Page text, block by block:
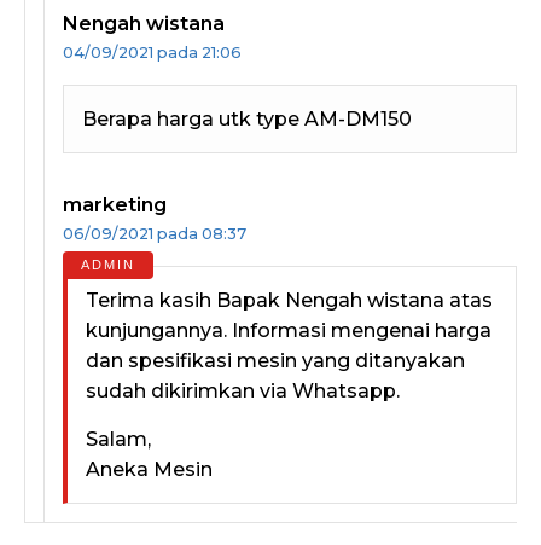
Nengah wistana
04/09/2021 pada 21:06
Berapa harga utk type AM-DM150
marketing
06/09/2021 pada 08:37
Terima kasih Bapak Nengah wistana atas
kunjungannya. Informasi mengenai harga
dan spesifikasi mesin yang ditanyakan
sudah dikirimkan via Whatsapp.
Salam,
Aneka Mesin